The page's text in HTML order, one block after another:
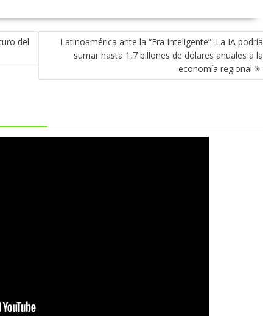
del
Latinoamérica ante la “Era Inteligente”: La IA podría
sumar hasta 1,7 billones de dólares anuales a la
economía regional